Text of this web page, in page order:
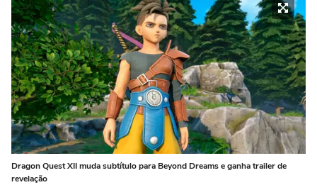
Dragon Quest XII muda subtítulo para Beyond Dreams e ganha trailer de
revelação